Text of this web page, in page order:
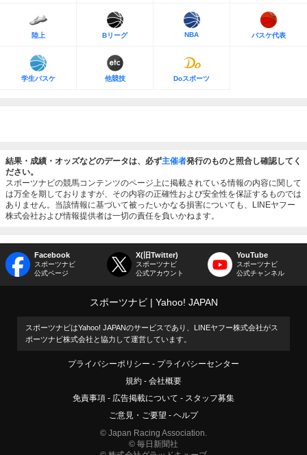
陸上 Bリーグ NBA バスケ代表
学生バスケ 他競技 Doスポーツ
結果・成績・オッズなどのデータは、必ず主催者発行のものと照合し確認してく
ださい。
スポーツナビの競馬コンテンツのページ上に掲載されている情報の内容に関して
は万全を期しておりますが、その内容の正確性および安全性を保証するものでは
ありません。当該情報に基づいて被ったいかなる損害についても、LINEヤフー
株式会社および情報提供者は一切の責任を負いかねます。
Facebook
スポーツナビ
公式ページ
X(旧Twitter)
スポーツナビ
公式アカウント
YouTube
スポーツナビ
公式チャンネル
スポーツナビ Yahoo! JAPAN
スポーツナビはYahoo! JAPANのサービスであり、LINEヤフー株式会社がス
ポーツナビ株式会社と協力して運営しています。
プライバシーポリシー
プライバシーセンター
規約
会社概要
免責事項
広告掲載について
スタッフ募集
ご意見・ご要望
ヘルプ
© Japan Racing Association.
© 毎日新聞社